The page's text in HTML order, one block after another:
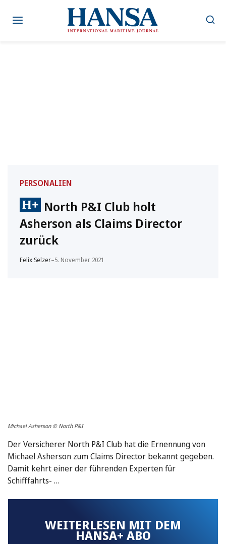
Inhalt
PERSONALIEN
North P&I Club holt
Asherson als Claims Director
zurück
Felix Selzer–5. November 2021
Michael Asherson © North P&I
Der Versicherer North P&I Club hat die Ernennung von
Michael Asherson zum Claims Director bekannt gegeben.
Damit kehrt einer der führenden Experten für
Schifffahrts- …
WEITERLESEN MIT DEM
HANSA+ ABO